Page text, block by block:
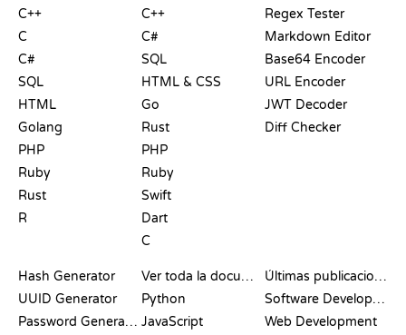
C++
C
C#
SQL
HTML
Golang
PHP
Ruby
Rust
R
C++
C#
SQL
HTML & CSS
Go
Rust
PHP
Ruby
Swift
Dart
C
Regex Tester
Markdown Editor
Base64 Encoder
URL Encoder
JWT Decoder
Diff Checker
Hash Generator
UUID Generator
Password Generator
Ver toda la documentación
Python
JavaScript
Últimas publicaciones
Software Development
Web Development